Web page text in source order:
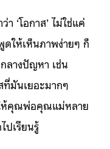
‘โอกาส’ ไม่ใช่แค่
ดให้เห็นภาพง่ายๆ ก็
ลางปัญหา เช่น
ที่มันเยอะมากๆ
ห้คุณพ่อคุณแม่หลาย
ปเรียนรู้